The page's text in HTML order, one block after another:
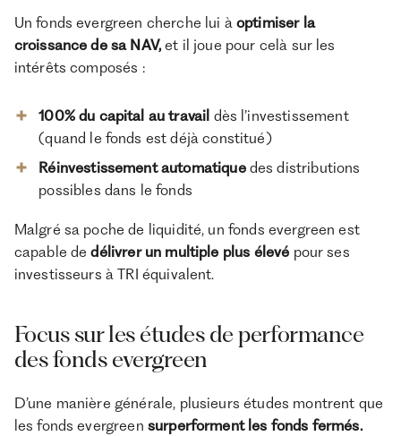
Un fonds evergreen cherche lui à optimiser la
croissance de sa NAV,et il joue pour celà sur les
intérêts composés :
100% du capital au travail dès l’investissement
(quand le fonds est déjà constitué)
Réinvestissement automatique des distributions
possibles dans le fonds
Malgré sa poche de liquidité, un fonds evergreen est
capable dedélivrer un multiple plus élevé pour ses
investisseurs à TRI équivalent.
Focus sur les études de performance
des fonds evergreen
D’une manière générale, plusieurs études montrent que
les fonds evergreen surperforment les fonds fermés.